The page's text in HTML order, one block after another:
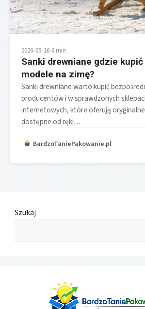
2026-05-16•6 min
Sanki drewniane gdzie
modele na zimę?
Sanki drewniane warto kupić
producentów i w sprawdzonych
internetowych, które oferują
dostępne od ręki…
BardzoTaniePakowanie.pl
Szukaj